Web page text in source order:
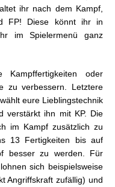
ihr nach dem Kampf,
FP! Diese könnt ihr in
im Spielermenü ganz
oder
zu verbessern. Letztere
eure Lieblingstechnik
verstärkt ihn mit KP. Die
im Kampf zusätzlich zu
13 Fertigkeiten bis auf
besser zu werden. Für
sich beispielsweise
Angriffskraft zufällig) und